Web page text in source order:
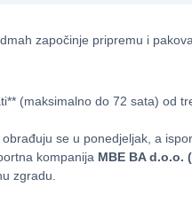
započinje pripremu i
(maksimalno do 72 sata) od
se u ponedjeljak, a
kompanija MBE BA d.o.o.
zgradu.